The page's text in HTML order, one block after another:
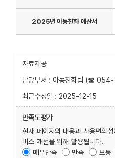
2025년 아동친화 예산서
자료제공
담당부서 : 아동친화팀 (☎
최근수정일 : 2025-12-15
만족도평가
현재 페이지의 내용과 사용편의
비스 개선을 위해 활용됩니다.
매우만족 만족 보통